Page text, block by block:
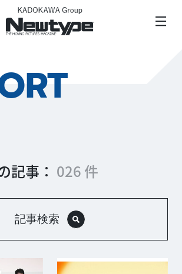
記事： 026 件
記事検索